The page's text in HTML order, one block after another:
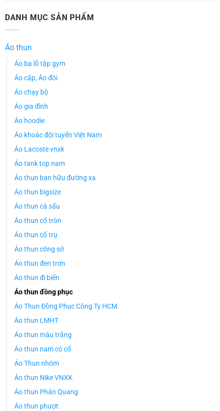
DANH MỤC SẢN PHẨM
Áo thun
Áo ba lỗ tập gym
Áo cặp, Áo đôi
Áo chạy bộ
Áo gia đình
Áo hoodie
Áo khoác đội tuyển Việt Nam
Áo Lacoste vnxk
Áo tank top nam
Áo thun bạn hữu đường xa
Áo thun bigsize
Áo thun cá sấu
Áo thun cổ tròn
Áo thun cổ trụ
Áo thun công sở
Áo thun đen trơn
Áo thun đi biển
Áo thun đồng phục
Áo Thun Đồng Phục Công Ty HCM
Áo thun LMHT
Áo thun màu trắng
Áo thun nam có cổ
Áo Thun nhóm
Áo thun Nike VNXK
Áo thun Phản Quang
Áo thun phượt